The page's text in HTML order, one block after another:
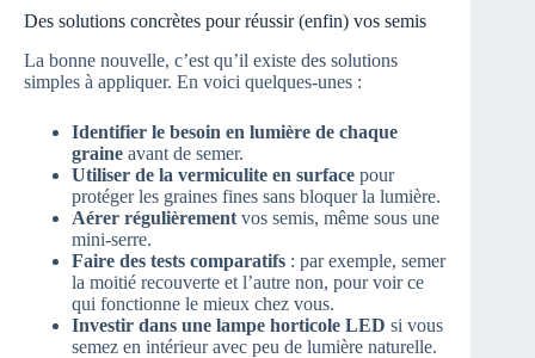
Des solutions concrètes pour réussir (enfin) vos semis
La bonne nouvelle, c’est qu’il existe des solutions
simples à appliquer. En voici quelques-unes :
Identifier le besoin en lumière de chaque
graine avant de semer.
Utiliser de la vermiculite en surface pour
protéger les graines fines sans bloquer la lumière.
Aérer régulièrement vos semis, même sous une
mini-serre.
Faire des tests comparatifs : par exemple, semer
la moitié recouverte et l’autre non, pour voir ce
qui fonctionne le mieux chez vous.
Investir dans une lampe horticole LED si vous
semez en intérieur avec peu de lumière naturelle.